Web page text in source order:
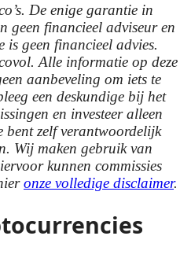
De enige garantie in
geen financieel adviseur en
is geen financieel advies.
Alle informatie op deze
aanbeveling om iets te
een deskundige bij het
en investeer alleen
bent zelf verantwoordelijk
Wij maken gebruik van
kunnen commissies
onze volledige disclaimer.